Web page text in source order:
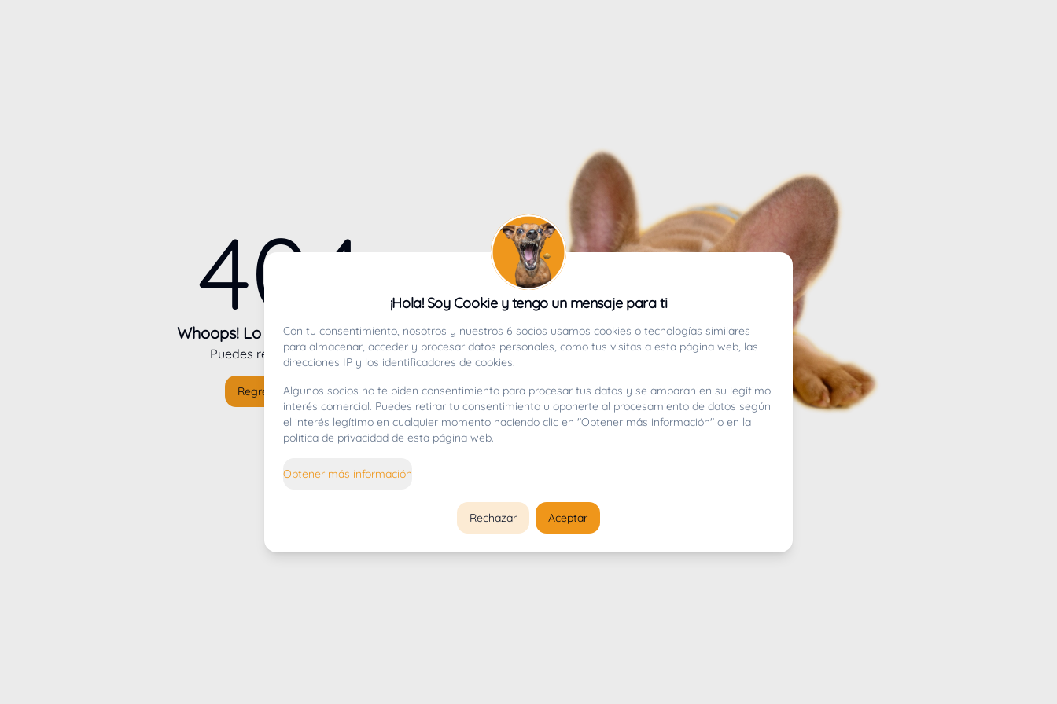
404
Whoops! Lo sentimos mucho.
Puedes regresar alinicio
Regresar al inicio
¡Hola! Soy Cookie y tengo un mensaje para ti
Con tu consentimiento, nosotros y nuestros 6 socios usamos cookies o tecnologías similares
para almacenar, acceder y procesar datos personales, como tus visitas a esta página web, las
direcciones IP y los identificadores de cookies.
Algunos socios no te piden consentimiento para procesar tus datos y se amparan en su legítimo
interés comercial. Puedes retirar tu consentimiento u oponerte al procesamiento de datos según
el interés legítimo en cualquier momento haciendo clic en "Obtener más información" o en la
política de privacidad de esta página web.
Obtener más información
Rechazar Aceptar